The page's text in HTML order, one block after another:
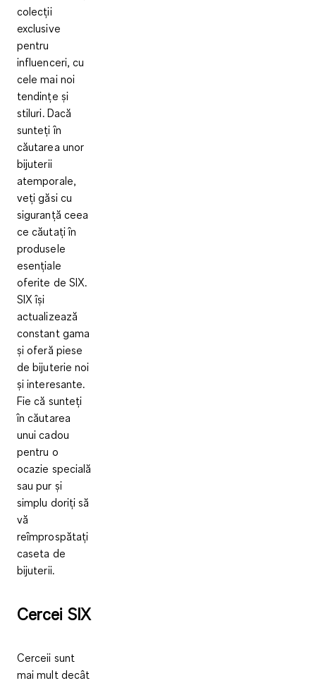
colecții
exclusive
pentru
influenceri, cu
cele mai noi
tendințe și
stiluri. Dacă
sunteți în
căutarea unor
bijuterii
atemporale,
veți găsi cu
siguranță ceea
ce căutați în
produsele
esențiale
oferite de SIX.
SIX își
actualizează
constant gama
și oferă piese
de bijuterie noi
și interesante.
Fie că sunteți
în căutarea
unui cadou
pentru o
ocazie specială
sau pur și
simplu doriți să
vă
reîmprospătați
caseta de
bijuterii.
Cercei SIX
Cerceii sunt
mai mult decât